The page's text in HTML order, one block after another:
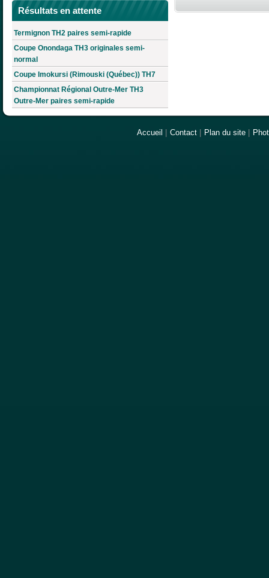
Résultats en attente
Termignon TH2 paires semi-rapide
Coupe Onondaga TH3 originales semi-
normal
Coupe Imokursi (Rimouski (Québec)) TH7
Championnat Régional Outre-Mer TH3
Outre-Mer paires semi-rapide
Accueil Contact Plan du site